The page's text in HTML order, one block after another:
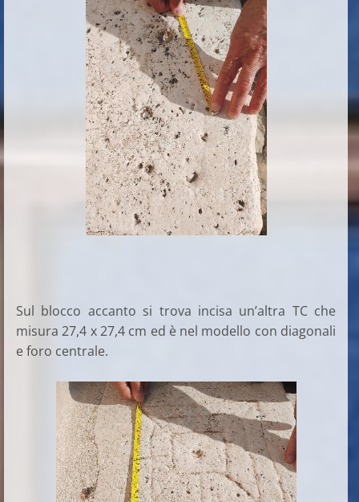
Sul blocco accanto si trova incisa un’altra TC che
misura 27,4 x 27,4 cm ed è nel modello con diagonali
e foro centrale.